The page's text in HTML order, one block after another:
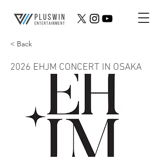
< Back
2026 EHJM CONCERT IN OSAKA